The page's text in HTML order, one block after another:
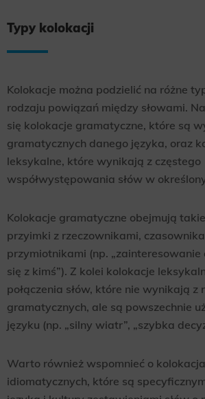
Typy kolokacji
Kolokacje można podzielić na różne
rodzaju powiązań między słowami.
się kolokacje gramatyczne, które są
gramatycznych danego języka, oraz
leksykalne, które wynikają z częstego
współwystępowania słów w
Kolokacje gramatyczne obejmują
przyimki z rzeczownikami,
przymiotnikami (np. „zainteresowanie
się z kimś”). Z kolei kolokacje
połączenia słów, które nie wynikają z
gramatycznych, ale są powszechnie
języku (np. „silny wiatr”, „szybka
Warto również wspomnieć o
idiomatycznych, które są